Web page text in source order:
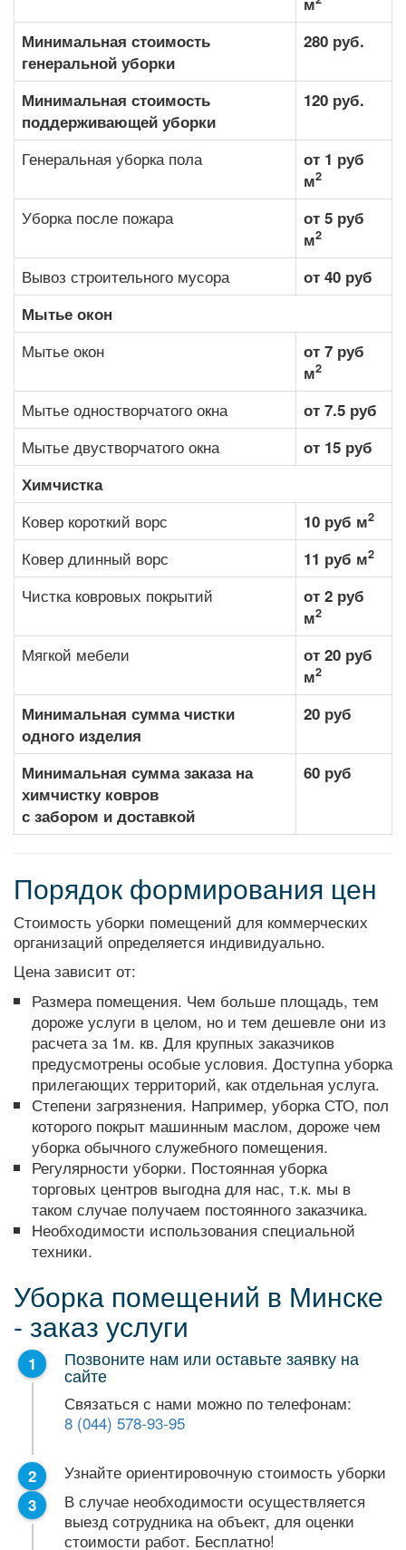
Минимальная стоимость
генеральной уборки
280 руб.
Минимальная стоимость
поддерживающей уборки
120 руб.
Генеральная уборка пола
от 1 руб
м2
Уборка после пожара
от 5 руб
м2
Вывоз строительного мусора
от 40 руб
Мытье окон
Мытье окон
от 7 руб
м2
Мытье одностворчатого окна от 7.5 руб
Мытье двустворчатого окна
от 15 руб
Химчистка
Ковер короткий ворс 10 руб м2
Ковер длинный ворс 11 руб м2
Чистка ковровых покрытий
от 2 руб
м2
Мягкой мебели
от 20 руб
м2
Минимальная сумма чистки
одного изделия
20 руб
Минимальная сумма заказа на
химчистку ковров
с забором и доставкой
60 руб
Порядок формирования цен
Стоимость уборки помещений для коммерческих
организаций определяется индивидуально.
Цена зависит от:
Размера помещения. Чем больше площадь, тем
дороже услуги в целом, но и тем дешевле они из
расчета за 1м. кв. Для крупных заказчиков
предусмотрены особые условия. Доступна уборка
прилегающих территорий, как отдельная услуга.
Степени загрязнения. Например, уборка СТО, пол
которого покрыт машинным маслом, дороже чем
уборка обычного служебного помещения.
Регулярности уборки. Постоянная уборка
торговых центров выгодна для нас, т.к. мы в
таком случае получаем постоянного заказчика.
Необходимости использования специальной
техники.
Уборка помещений в Минске
- заказ услуги
Позвоните нам или оставьте заявку на
сайте
Связаться с нами можно по телефонам:
8 (044) 578-93-95
Узнайте ориентировочную стоимость уборки
В случае необходимости осуществляется
выезд сотрудника на объект, для оценки
стоимости работ. Бесплатно!